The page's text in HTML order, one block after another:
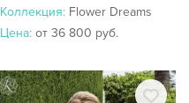
Коллекция: Flower Dreams
Цена: от 36 800 руб.